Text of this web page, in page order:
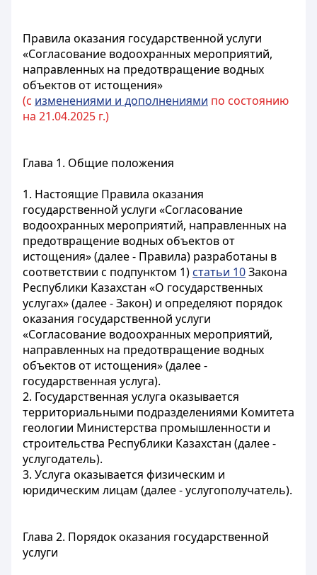
Правила оказания государственной услуги
«Согласование водоохранных мероприятий,
направленных на предотвращение водных
объектов от истощения»
(с изменениями и дополнениями по состоянию
на 21.04.2025 г.)
Глава 1. Общие положения
1. Настоящие Правила оказания
государственной услуги «Согласование
водоохранных мероприятий, направленных на
предотвращение водных объектов от
истощения» (далее - Правила) разработаны в
соответствии с подпунктом 1) статьи 10Закона
Республики Казахстан «О государственных
услугах» (далее - Закон) и определяют порядок
оказания государственной услуги
«Согласование водоохранных мероприятий,
направленных на предотвращение водных
объектов от истощения» (далее -
государственная услуга).
2. Государственная услуга оказывается
территориальными подразделениями Комитета
геологии Министерства промышленности и
строительства Республики Казахстан (далее -
услугодатель).
3. Услуга оказывается физическим и
юридическим лицам (далее - услугополучатель).
Глава 2. Порядок оказания государственной
услуги